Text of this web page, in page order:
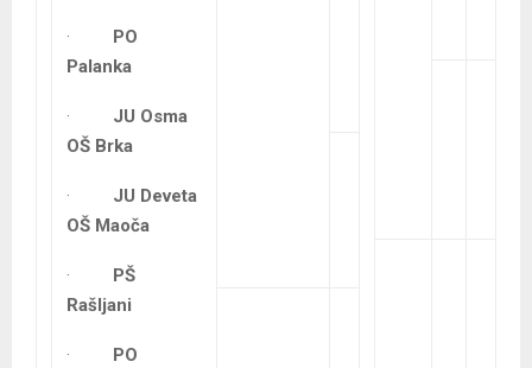
·
PO
Palanka
· JU Osma
OŠ Brka
· JU Deveta
OŠ Maoča
·
PŠ
Rašljani
·
PO